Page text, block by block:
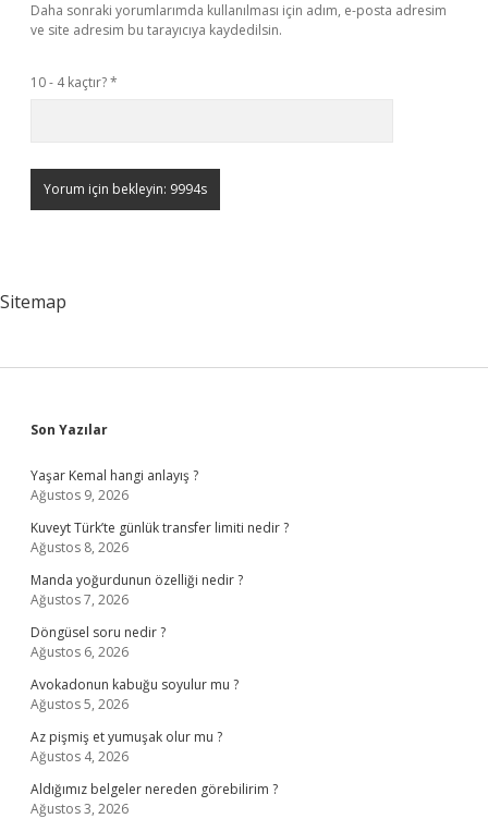
Daha sonraki yorumlarımda kullanılması için adım, e-posta adresim
ve site adresim bu tarayıcıya kaydedilsin.
10 - 4 kaçtır?*
Sitemap
Sidebar
Son Yazılar
Yaşar Kemal hangi anlayış ?
Ağustos 9, 2026
Kuveyt Türk’te günlük transfer limiti nedir ?
Ağustos 8, 2026
Manda yoğurdunun özelliği nedir ?
Ağustos 7, 2026
Döngüsel soru nedir ?
Ağustos 6, 2026
Avokadonun kabuğu soyulur mu ?
Ağustos 5, 2026
Az pişmiş et yumuşak olur mu ?
Ağustos 4, 2026
Aldığımız belgeler nereden görebilirim ?
Ağustos 3, 2026